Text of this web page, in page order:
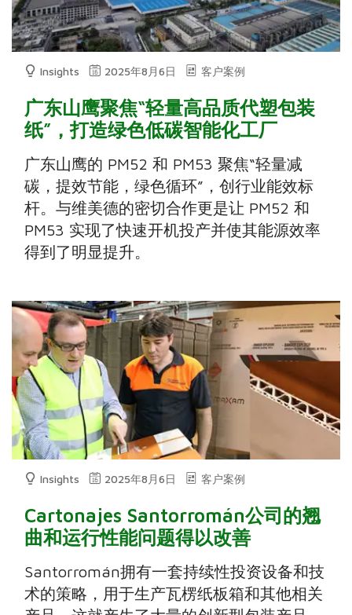
Insights 2025年8月6日 客户案例
广东山鹰聚焦“轻量高品质代塑包装
纸”，打造绿色低碳智能化工厂
广东山鹰的 PM52 和 PM53 聚焦“轻量减
碳，提效节能，绿色循环”，创行业能效标
杆。与维美德的密切合作更是让 PM52 和
PM53 实现了快速开机投产并使其能源效率
得到了明显提升。
Insights 2025年8月6日 客户案例
Cartonajes Santorromán公司的翘
曲和运行性能问题得以改善
Santorromán拥有一套持续性投资设备和技
术的策略，用于生产瓦楞纸板箱和其他相关